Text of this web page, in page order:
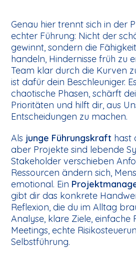
Genau hier trennt sich in der
echter Führung: Nicht der
gewinnt, sondern die
handeln, Hindernisse früh zu
Team klar durch die Kurven
ist dafür dein Beschleuniger.
chaotische Phasen, schärft
Prioritäten und hilft dir, aus
Entscheidungen zu machen.
Als junge Führungskraft hast
aber Projekte sind lebende
Stakeholder verschieben
Ressourcen ändern sich,
emotional. Ein
gibt dir das konkrete
Reflexion, die du im Alltag
Analyse, klare Ziele, einfache
Meetings, echte
Selbstführung.